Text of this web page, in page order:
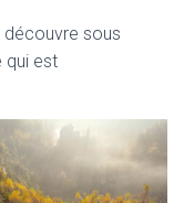
découvre sous
qui est